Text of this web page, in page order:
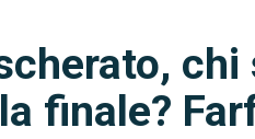
chi
finale?